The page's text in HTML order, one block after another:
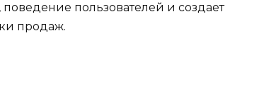
пользователей и создает
продаж.